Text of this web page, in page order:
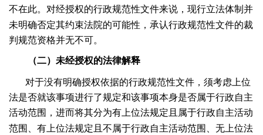
不在此。对经授权的行政规范性文件来说，现行立法体制并
未明确否定其约束法院的可能性，承认行政规范性文件的裁
判规范资格并无不可。
（二）未经授权的法律解释
对于没有明确授权依据的行政规范性文件，须考虑上位
法是否就该事项进行了规定和该事项本身是否属于行政自主
活动范围，进而将其分为有上位法规定且属于行政自主活动
范围、有上位法规定且不属于行政自主活动范围、无上位法